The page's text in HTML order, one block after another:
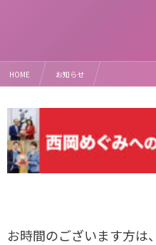
HOME お知らせ
お時間のございます方は